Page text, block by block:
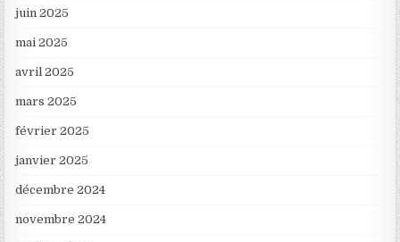
juin 2025
mai 2025
avril 2025
mars 2025
février 2025
janvier 2025
décembre 2024
novembre 2024